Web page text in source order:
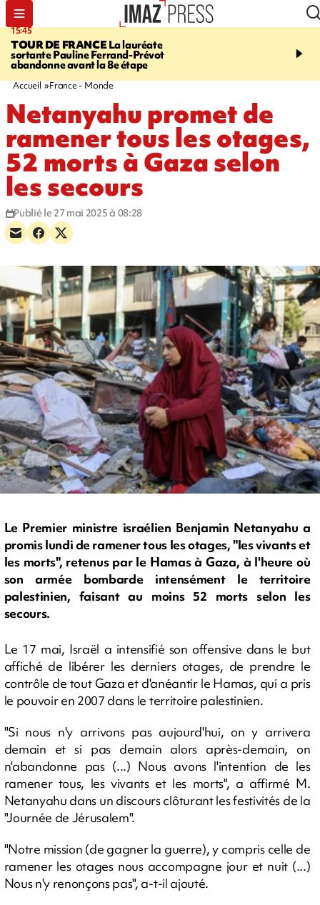
15:45
TOUR DE FRANCELa lauréate
sortante Pauline Ferrand-Prévot
abandonne avant la 8e étape
20:17
routière, concours de
Accueil France - Monde
Netanyahu promet de
ramener tous les otages,
52 morts à Gaza selon
les secours
Publié le 27 mai 2025 à 08:28
Le Premier ministre israélien Benjamin Netanyahu a
promis lundi de ramener tous les otages, "les vivants et
les morts", retenus par le Hamas à Gaza, à l'heure où
son armée bombarde intensément le territoire
palestinien, faisant au moins 52 morts selon les
secours.
Le 17 mai, Israël a intensifié son offensive dans le but
affiché de libérer les derniers otages, de prendre le
contrôle de tout Gaza et d'anéantir le Hamas, qui a pris
le pouvoir en 2007 dans le territoire palestinien.
"Si nous n'y arrivons pas aujourd'hui, on y arrivera
demain et si pas demain alors après-demain, on
n'abandonne pas (...) Nous avons l'intention de les
ramener tous, les vivants et les morts", a affirmé M.
Netanyahu dans un discours clôturant les festivités de la
"Journée de Jérusalem".
"Notre mission (de gagner la guerre), y compris celle de
ramener les otages nous accompagne jour et nuit (...)
Nous n'y renonçons pas", a-t-il ajouté.